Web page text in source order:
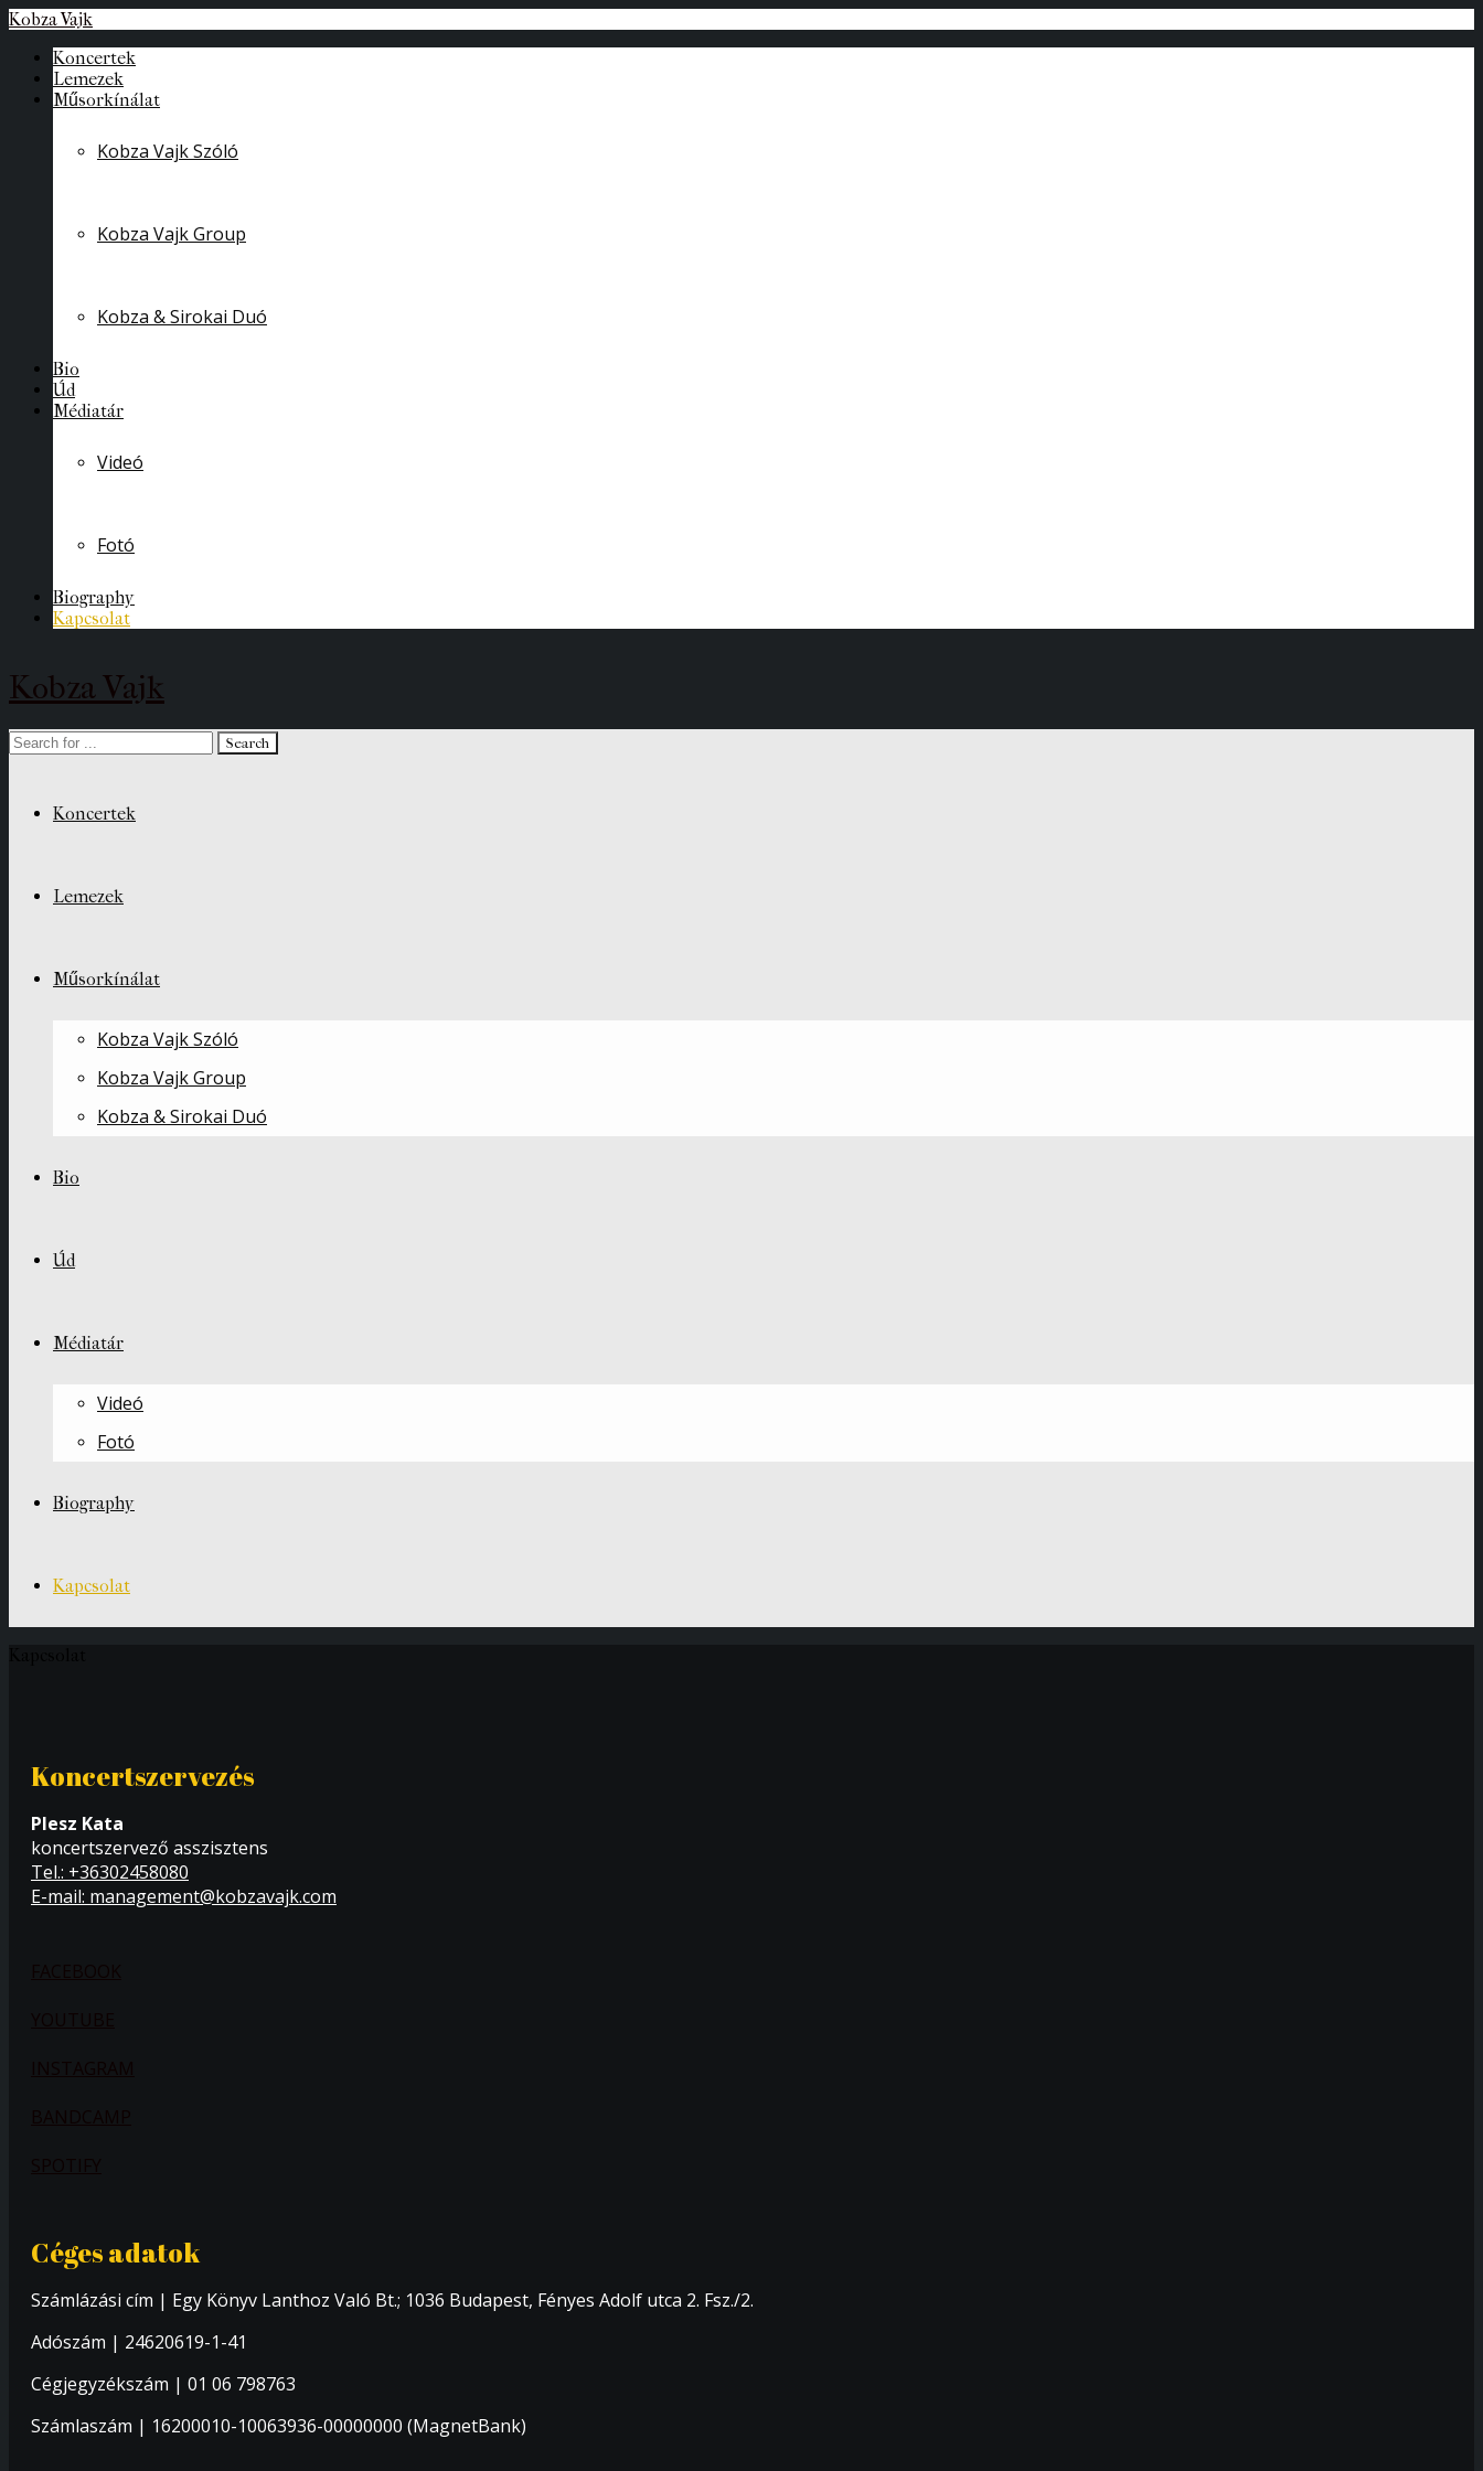
Kobza Vajk
Koncertek
Lemezek
Műsorkínálat
Kobza Vajk Szóló
Kobza Vajk Group
Kobza & Sirokai Duó
Bio
Úd
Médiatár
Videó
Fotó
Biography
Kapcsolat
Kobza Vajk
Koncertek
Lemezek
Műsorkínálat
Kobza Vajk Szóló
Kobza Vajk Group
Kobza & Sirokai Duó
Bio
Úd
Médiatár
Videó
Fotó
Biography
Kapcsolat
Koncertszervezés
Plesz Kata
koncertszervező asszisztens
Tel.: +36302458080
E-mail: management@kobzavajk.com
Céges adatok
Számlázási cím | Egy Könyv Lanthoz Való Bt.; 1036 Budapest, Fényes Adolf utca 2. Fsz./2.
Adószám | 24620619-1-41
Cégjegyzékszám | 01 06 798763
Számlaszám | 16200010-10063936-00000000 (MagnetBank)